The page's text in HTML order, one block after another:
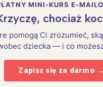
MINI-KURS E-
chociaż
pomogą Ci zrozumieć,
dziecka — i co
Zapisz się za darmo →